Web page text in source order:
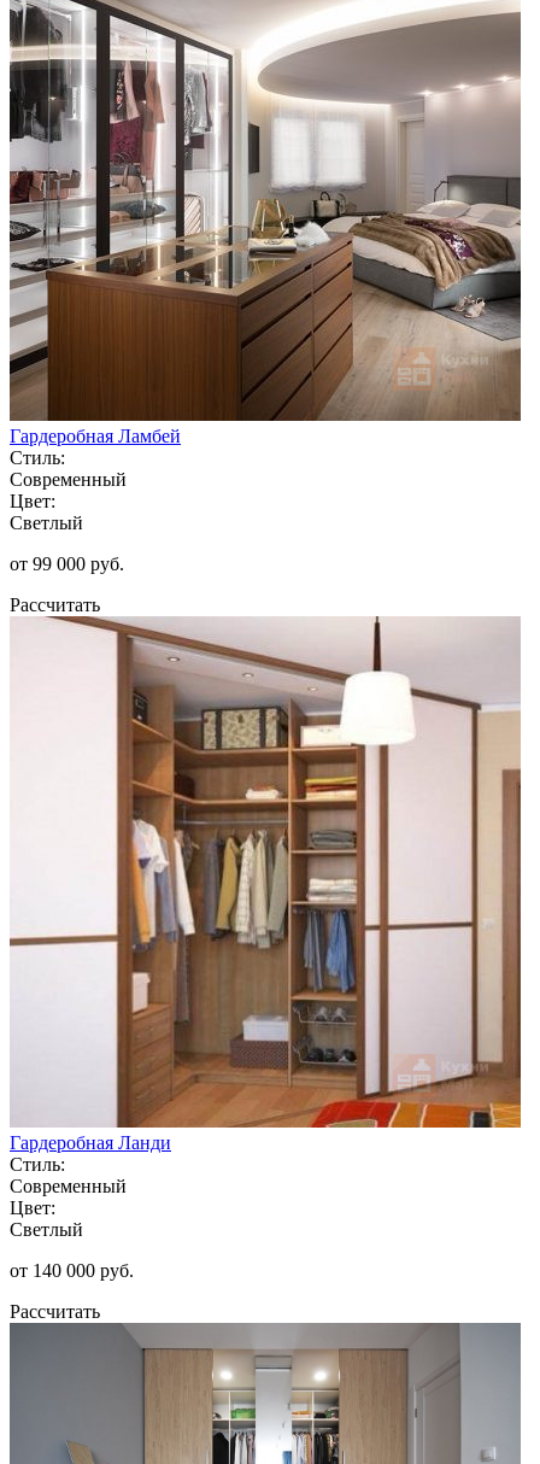
Гардеробная Ламбей
Стиль:
Современный
Цвет:
Светлый
от 99 000 руб.
Рассчитать
Гардеробная Ланди
Стиль:
Современный
Цвет:
Светлый
от 140 000 руб.
Рассчитать